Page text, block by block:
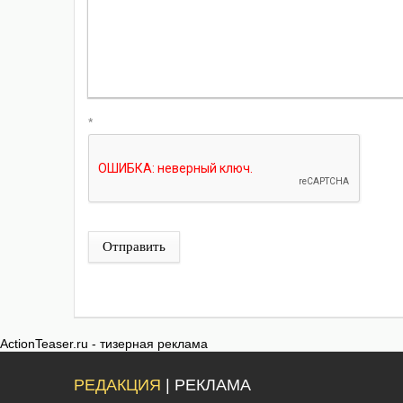
*
Отправить
ActionTeaser.ru - тизерная реклама
РЕДАКЦИЯ | РЕКЛАМА